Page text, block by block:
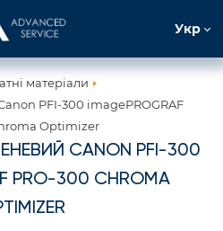
Укр
матеріали
PFI-300 imagePROGRAF
Optimizer
CANON PFI-300
PRO-300 CHROMA